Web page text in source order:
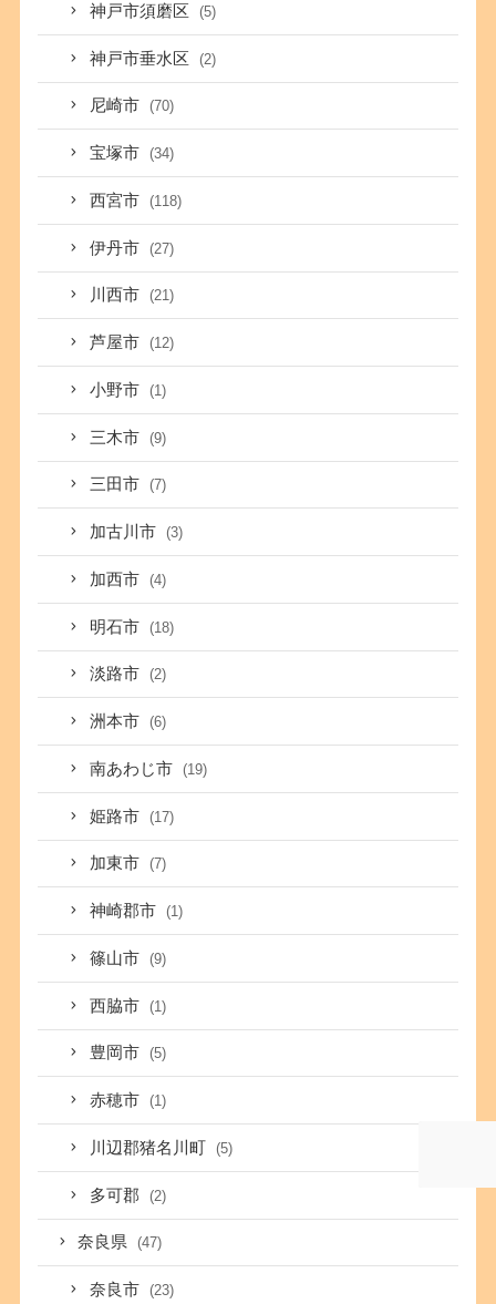
神戸市須磨区 (5)
神戸市垂水区 (2)
尼崎市 (70)
宝塚市 (34)
西宮市 (118)
伊丹市 (27)
川西市 (21)
芦屋市 (12)
小野市 (1)
三木市 (9)
三田市 (7)
加古川市 (3)
加西市 (4)
明石市 (18)
淡路市 (2)
洲本市 (6)
南あわじ市 (19)
姫路市 (17)
加東市 (7)
神崎郡市 (1)
篠山市 (9)
西脇市 (1)
豊岡市 (5)
赤穂市 (1)
川辺郡猪名川町 (5)
多可郡 (2)
奈良県 (47)
奈良市 (23)